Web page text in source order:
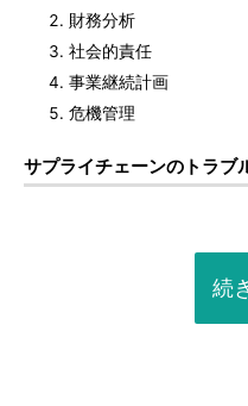
財務分析
社会的責任
事業継続計画
危機管理
サプライチェーンのトラブ
続